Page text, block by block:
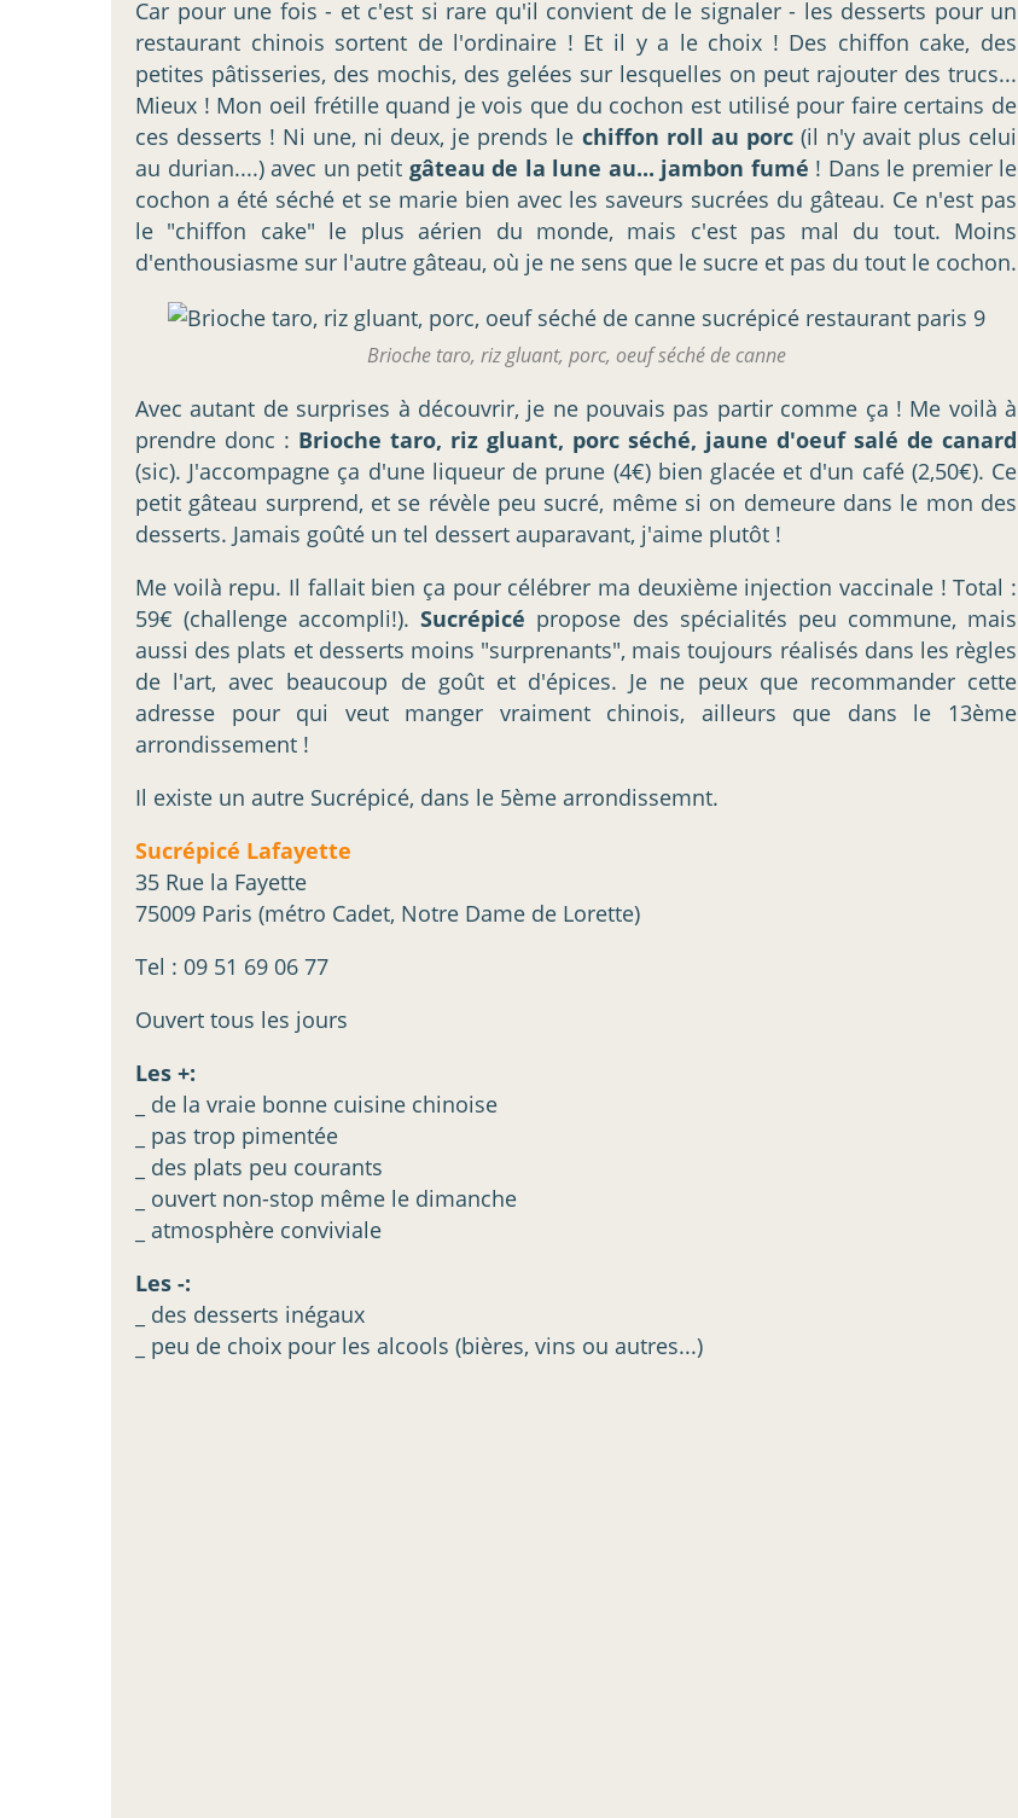
Car pour une fois - et c'est si rare qu'il convient de le signaler - les desserts pour un
restaurant chinois sortent de l'ordinaire ! Et il y a le choix ! Des chiffon cake, des
petites pâtisseries, des mochis, des gelées sur lesquelles on peut rajouter des trucs...
Mieux ! Mon oeil frétille quand je vois que du cochon est utilisé pour faire certains de
ces desserts ! Ni une, ni deux, je prends le chiffon roll au porc(il n'y avait plus celui
au durian....) avec un petit gâteau de la lune au... jambon fumé ! Dans le premier le
cochon a été séché et se marie bien avec les saveurs sucrées du gâteau. Ce n'est pas
le "chiffon cake" le plus aérien du monde, mais c'est pas mal du tout. Moins
d'enthousiasme sur l'autre gâteau, où je ne sens que le sucre et pas du tout le cochon.
Brioche taro, riz gluant, porc, oeuf séché de canne
Avec autant de surprises à découvrir, je ne pouvais pas partir comme ça ! Me voilà à
prendre donc : Brioche taro, riz gluant, porc séché, jaune d'oeuf salé de canard
(sic). J'accompagne ça d'une liqueur de prune (4€) bien glacée et d'un café (2,50€). Ce
petit gâteau surprend, et se révèle peu sucré, même si on demeure dans le mon des
desserts. Jamais goûté un tel dessert auparavant, j'aime plutôt !
Me voilà repu. Il fallait bien ça pour célébrer ma deuxième injection vaccinale ! Total :
59€ (challenge accompli!).Sucrépicé propose des spécialités peu commune, mais
aussi des plats et desserts moins "surprenants", mais toujours réalisés dans les règles
de l'art, avec beaucoup de goût et d'épices. Je ne peux que recommander cette
adresse pour qui veut manger vraiment chinois, ailleurs que dans le 13ème
arrondissement !
Il existe un autre Sucrépicé, dans le 5ème arrondissemnt.
Sucrépicé Lafayette
35 Rue la Fayette
75009 Paris (métro Cadet, Notre Dame de Lorette)
Tel : 09 51 69 06 77
Ouvert tous les jours
Les +:
_ de la vraie bonne cuisine chinoise
_ pas trop pimentée
_ des plats peu courants
_ ouvert non-stop même le dimanche
_ atmosphère conviviale
Les -:
_ des desserts inégaux
_ peu de choix pour les alcools (bières, vins ou autres...)